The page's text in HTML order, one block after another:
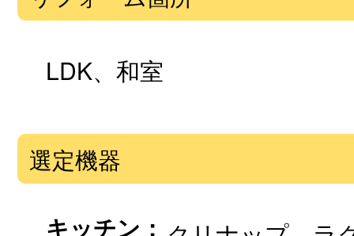
LDK、和室
選定機器
キッチン：